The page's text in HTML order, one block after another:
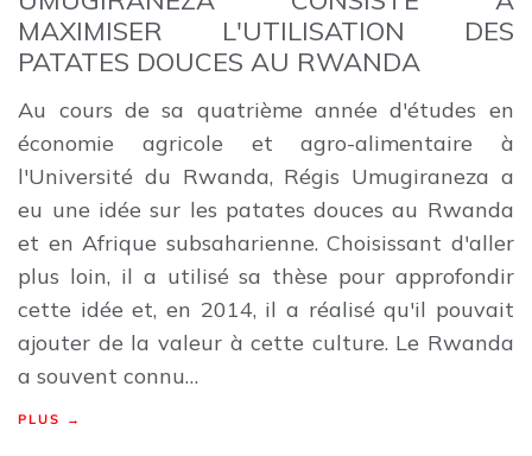
MAXIMISER L'UTILISATION DES
PATATES DOUCES AU RWANDA
Au cours de sa quatrième année d'études en
économie agricole et agro-alimentaire à
l'Université du Rwanda, Régis Umugiraneza a
eu une idée sur les patates douces au Rwanda
et en Afrique subsaharienne. Choisissant d'aller
plus loin, il a utilisé sa thèse pour approfondir
cette idée et, en 2014, il a réalisé qu'il pouvait
ajouter de la valeur à cette culture. Le Rwanda
a souvent connu…
PLUS →